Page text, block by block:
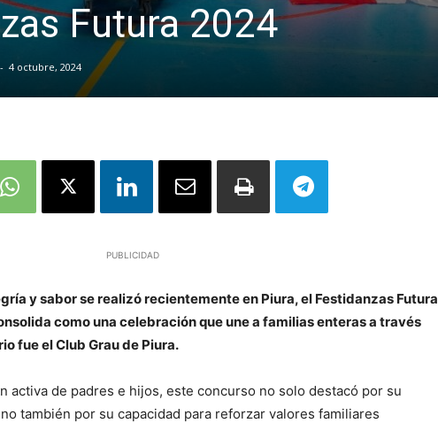
Futura 2024
- 4 octubre, 2024
PUBLICIDAD
y sabor se realizó recientemente en Piura, el Festidanzas Futura
como una celebración que une a familias enteras a través
fue el Club Grau de Piura.
activa de padres e hijos, este concurso no solo destacó por su
también por su capacidad para reforzar valores familiares